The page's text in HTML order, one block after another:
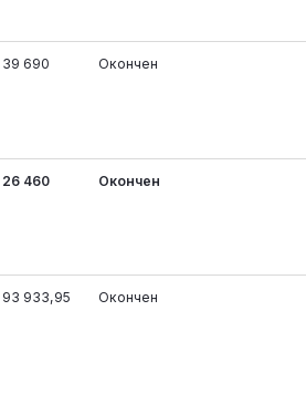
39 690 Окончен
26 460 Окончен
93 933,95 Окончен